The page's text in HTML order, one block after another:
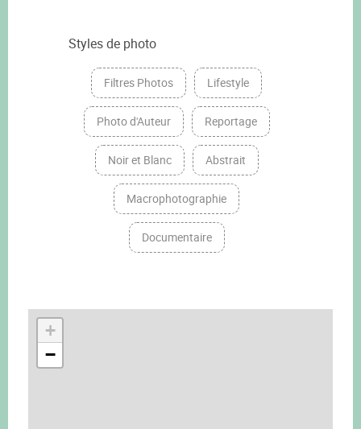
Styles de photo
Filtres Photos Lifestyle
Photo d'Auteur Reportage
Noir et Blanc Abstrait
Macrophotographie
Documentaire
+
−